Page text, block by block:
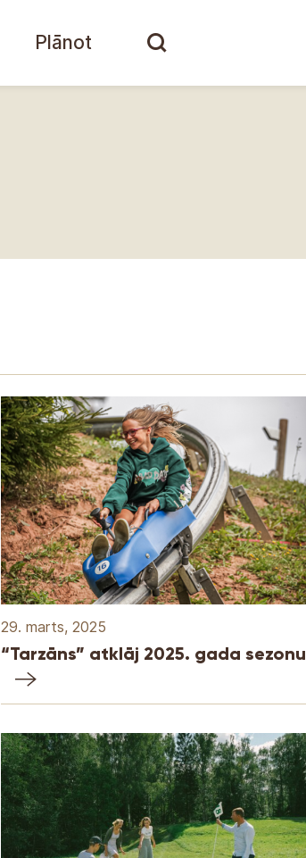
Plānot
29. marts, 2025
“Tarzāns” atklāj 2025. gada sezonu